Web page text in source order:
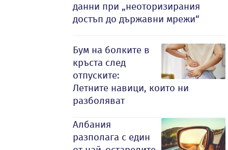
данни при „неоторизирания
достъп до държавни мрежи“
Бум на болките в
кръста след
отпуските:
Летните навици, които ни
разболяват
Албания
разполага с един